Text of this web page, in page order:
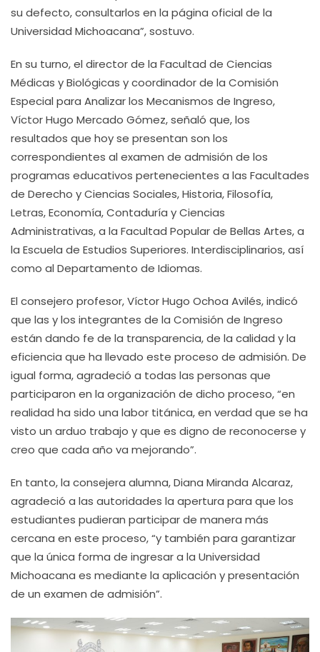
su defecto, consultarlos en la página oficial de la
Universidad Michoacana”, sostuvo.
En su turno, el director de la Facultad de Ciencias
Médicas y Biológicas y coordinador de la Comisión
Especial para Analizar los Mecanismos de Ingreso,
Víctor Hugo Mercado Gómez, señaló que, los
resultados que hoy se presentan son los
correspondientes al examen de admisión de los
programas educativos pertenecientes a las Facultades
de Derecho y Ciencias Sociales, Historia, Filosofía,
Letras, Economía, Contaduría y Ciencias
Administrativas, a la Facultad Popular de Bellas Artes, a
la Escuela de Estudios Superiores. Interdisciplinarios, así
como al Departamento de Idiomas.
El consejero profesor, Víctor Hugo Ochoa Avilés, indicó
que las y los integrantes de la Comisión de Ingreso
están dando fe de la transparencia, de la calidad y la
eficiencia que ha llevado este proceso de admisión. De
igual forma, agradeció a todas las personas que
participaron en la organización de dicho proceso, “en
realidad ha sido una labor titánica, en verdad que se ha
visto un arduo trabajo y que es digno de reconocerse y
creo que cada año va mejorando”.
En tanto, la consejera alumna, Diana Miranda Alcaraz,
agradeció a las autoridades la apertura para que los
estudiantes pudieran participar de manera más
cercana en este proceso, “y también para garantizar
que la única forma de ingresar a la Universidad
Michoacana es mediante la aplicación y presentación
de un examen de admisión”.